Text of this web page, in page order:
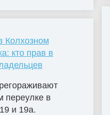
Колхозном
кто прав в
переулке в
и 19а.